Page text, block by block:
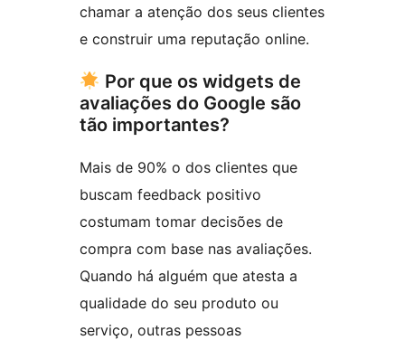
chamar a atenção dos seus clientes
e construir uma reputação online.
Por que os widgets de
avaliações do Google são
tão importantes?
Mais de 90% o dos clientes que
buscam feedback positivo
costumam tomar decisões de
compra com base nas avaliações.
Quando há alguém que atesta a
qualidade do seu produto ou
serviço, outras pessoas